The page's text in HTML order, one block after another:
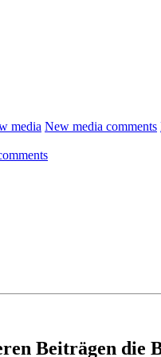
media New media comments
Beiträgen die